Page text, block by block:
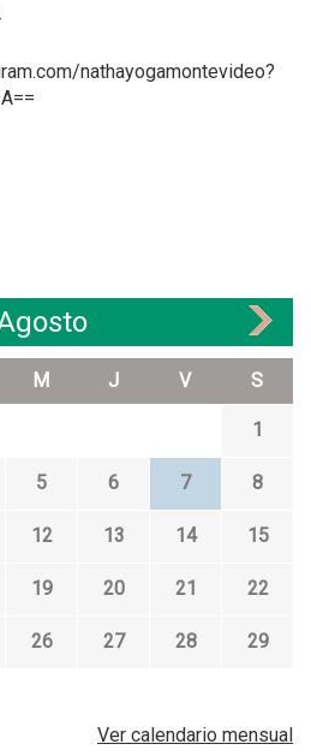
nathayogamontevideo?
M J V S
1
5 6 7 8
12 13 14 15
19 20 21 22
26 27 28 29
Ver calendario mensual